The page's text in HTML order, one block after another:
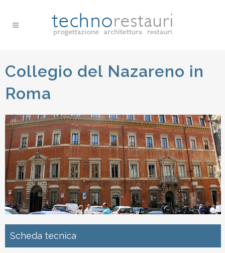
Collegio del Nazareno in
Roma
Scheda tecnica